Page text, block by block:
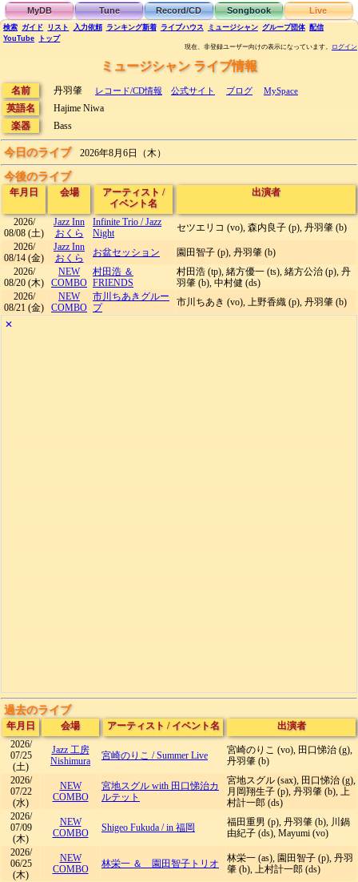
MyDB Tune Record/CD Songbook Live
検索 ガイド リスト 入力依頼 ランキング新着 ライブハウス ミュージシャン グループ団体 配信
YouTube
トップ
現在、非登録ユーザー向けの表示になっています。 ログイン
ミュージシャン ライブ情報
名前 丹羽肇 レコード/CD情報 公式サイト ブログ MySpace
英語名
Hajime Niwa
楽器
Bass
今日のライブ 2026年8月6日（木）
今後のライブ
年月日 会場 アーティスト /
イベント名
出演者
2026/
08/08 (土)
Jazz Inn
おくら
Infinite Trio /Jazz
Night
セツエリコ (vo), 森内良子 (p), 丹羽肇 (b)
2026/
08/14 (金)
Jazz Inn
おくら
お盆セッション
園田智子 (p), 丹羽肇 (b)
2026/
08/20 (木)
NEW
COMBO
村田浩 ＆
FRIENDS
村田浩 (tp), 緒方優一 (ts), 緒方公治 (p), 丹
羽肇 (b), 中村健 (ds)
2026/
08/21 (金)
NEW
COMBO
市川ちあきグルー
プ
市川ちあき (vo), 上野香織 (p), 丹羽肇 (b)
✕
過去のライブ
年月日 会場 アーティスト / イベント名
出演者
2026/
07/25
(土)
Jazz 工房
Nishimura
宮崎のりこ /Summer Live
宮崎のりこ (vo), 田口悌治 (g),
丹羽肇 (b)
2026/
07/22
(水)
NEW
COMBO
宮地スグル with 田口悌治カ
ルテット
宮地スグル (sax), 田口悌治 (g),
月岡翔生子 (p), 丹羽肇 (b), 上
村計一郎 (ds)
2026/
07/09
(木)
NEW
COMBO
Shigeo Fukuda /in 福岡
福田重男 (p), 丹羽肇 (b), 川鍋
由紀子 (ds), Mayumi (vo)
2026/
06/25
(木)
NEW
COMBO
林栄一 ＆ 園田智子トリオ
林栄一 (as), 園田智子 (p), 丹羽
肇 (b), 上村計一郎 (ds)